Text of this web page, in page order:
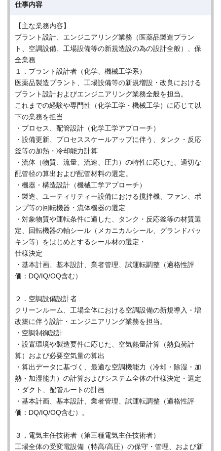
仕事内容
【主な業務内容】
プラント設計、エンジニアリング業務（医薬品製造プラン
ト、空調設備、工場設備等の新規造設の為の設計全般）、保
全業務
１．プラント設計者（化学、機械工学系）
医薬品製造プラント、工場設備等の新規増設・改良における
プラント設計およびエンジニアリング業務全般を担当。
これまでの経験や専門性（化学工学・機械工学）に応じて以
下の業務を担当
・プロセス、配管設計（化学工学アプローチ）
・設備更新、プロセススケールアップに伴う、タンク・反応
釜等の加熱・冷却能力計算
・流体（物質、流量、流速、圧力）の特性に応じた、適切な
配管径の算出および配管材料の選定。
・機器・構造設計（機械工学アプローチ）
・製造、ユーティリティー設備における撹拌機、ファン、ポ
ンプ等の回転機器・流体機器の選定
・対象物質や運転条件に適した、タンク・反応釜等の材質選
定、回転機器の軸シール（メカニカルシール、グランドパッ
キン等）をはじめとするシール材の選定・
仕様決定
・基本計画、基本設計、業者管理、試運転調整（適格性評
価：DQ/IQ/OQ含む）
２．空調設備設計者
クリーンルーム、工場全体における空調設備の新規導入・増
改築に伴う設計・エンジニアリング業務を担当。
・空調制御設計
・設置環境や製造要件に応じた、空気熱量計算（熱負荷計
算）および必要空気量の算出
・算出データに基づく、最適な空調機能力（冷却・除湿・加
熱・加湿能力）の計算およびシステム全体の仕様決定・選定
・ダクト、配管ルートの計画
・基本計画、基本設計、業者管理、試運転調整（適格性評
価：DQ/IQ/OQ含む）。
３，電気主任技術者（第三種電気主任技術者）
工場全体の受変電設備（特高/高圧）の保守・管理、および新